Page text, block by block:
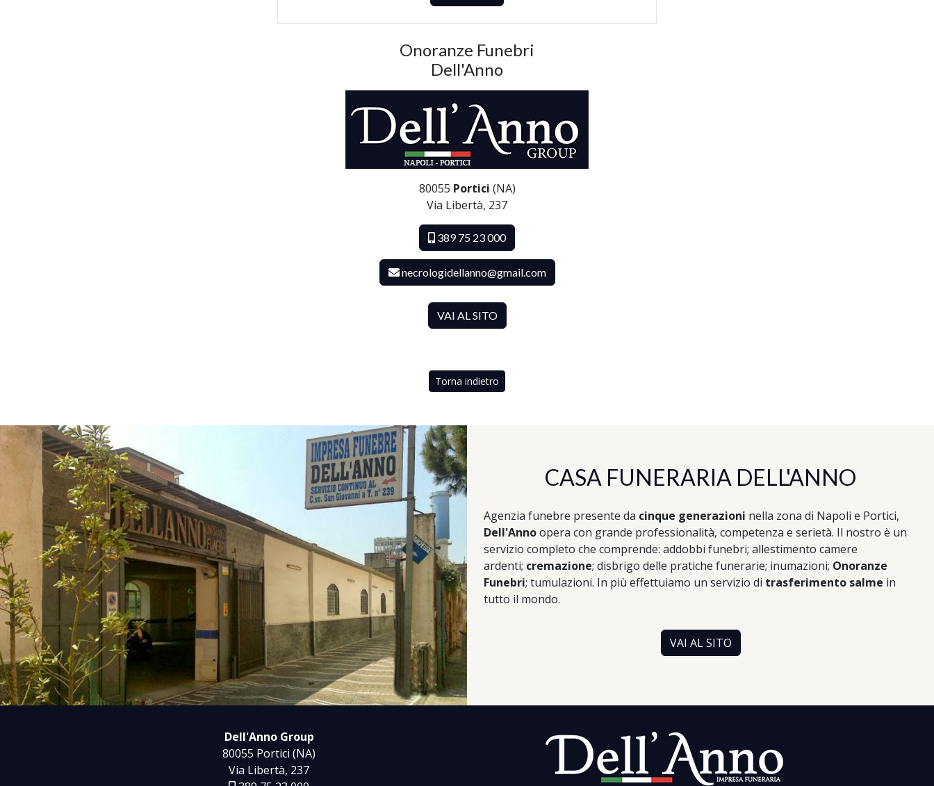
Onoranze Funebri
Dell'Anno
80055 Portici (NA)
Via Libertà, 237
389 75 23 000
necrologidellanno@gmail.com
VAI AL SITO
Torna indietro
CASA FUNERARIA DELL'ANNO
Agenzia funebre presente da cinque generazioni nella zona di Napoli e Portici,
Dell'Annoopera con grande professionalità, competenza e serietà. Il nostro è un
servizio completo che comprende: addobbi funebri; allestimento camere
ardenti; cremazione; disbrigo delle pratiche funerarie; inumazioni; Onoranze
Funebri; tumulazioni. In più effettuiamo un servizio di trasferimento salme in
tutto il mondo.
VAI AL SITO
Dell'Anno Group
80055 Portici (NA)
Via Libertà, 237